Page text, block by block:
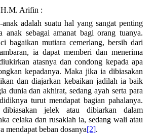
H.M. Arifin :
adalah suatu hal yang sangat penting
anak sebagai amanat bagi orang tuanya.
bagaikan mutiara cemerlang, bersih dari
ia dapat memberi dan menerima
atasnya dan condong kepada apa
kepadanya. Maka jika ia dibiasakan
dan diajarkan kebaikan jadilah ia baik
dunia dan akhirat, sedang ayah serta para
turut mendapat bagian pahalanya.
jelek atau dibiarkan dalam
celaka dan rusaklah ia, sedang wali atau
mendapat beban dosanya[2].